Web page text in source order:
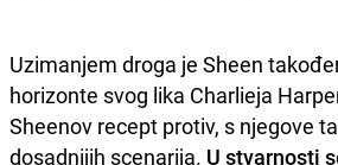
Uzimanjem droga je Sheen
horizonte svog lika Charlieja
Sheenov recept protiv, s njegove
dosadnijih scenarija. U stvarnosti